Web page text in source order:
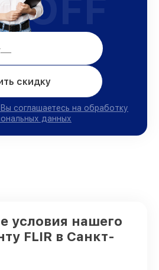
скидку
соглашаетесь на обработку
данных
условия нашего
FLIR в Санкт-